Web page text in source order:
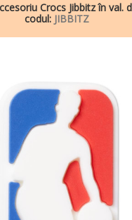
Crocs Jibbitz în val.
codul: JIBBITZ